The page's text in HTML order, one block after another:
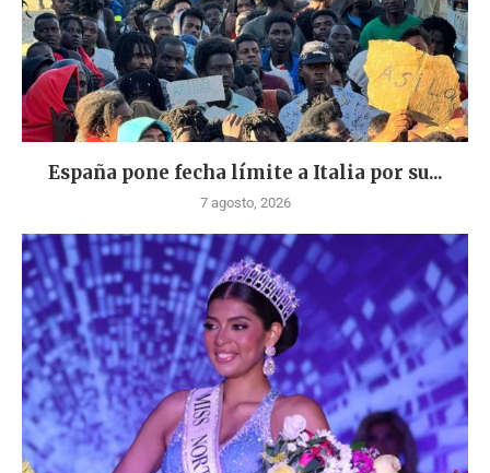
España pone fecha límite a Italia por su...
7 agosto, 2026